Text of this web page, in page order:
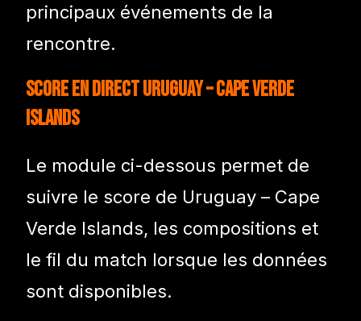
principaux événements de la
rencontre.
Score en direct Uruguay – Cape Verde
Islands
Le module ci-dessous permet de
suivre le score de Uruguay – Cape
Verde Islands, les compositions et
le fil du match lorsque les données
sont disponibles.